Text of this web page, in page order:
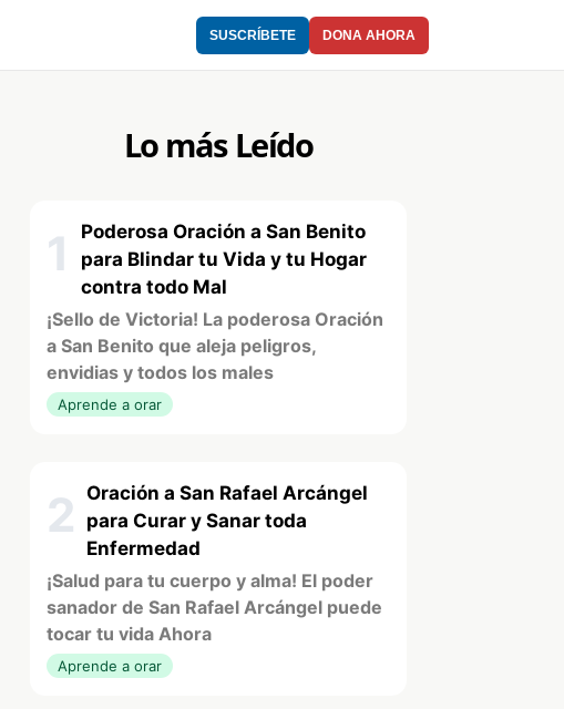
SUSCRÍBETE DONA AHORA
Lo más Leído
1
Poderosa Oración a San Benito
para Blindar tu Vida y tu Hogar
contra todo Mal
¡Sello de Victoria! La poderosa Oración
a San Benito que aleja peligros,
envidias y todos los males
Aprende a orar
2 Oración a San Rafael Arcángel
para Curar y Sanar toda
Enfermedad
¡Salud para tu cuerpo y alma! El poder
sanador de San Rafael Arcángel puede
tocar tu vida Ahora
Aprende a orar